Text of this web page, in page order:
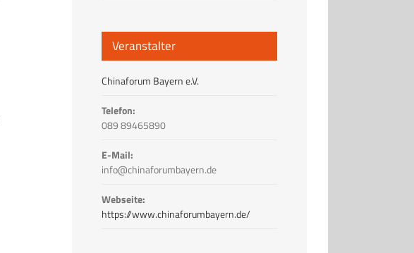
Veranstalter
Chinaforum Bayern e.V.
Telefon:
089 89465890
E-Mail:
info@chinaforumbayern.de
Webseite:
https://www.chinaforumbayern.de/